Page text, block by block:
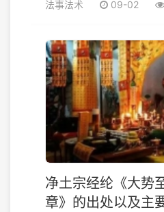
法事法术 09-02
净土宗经纶《大势
章》的出处以及主